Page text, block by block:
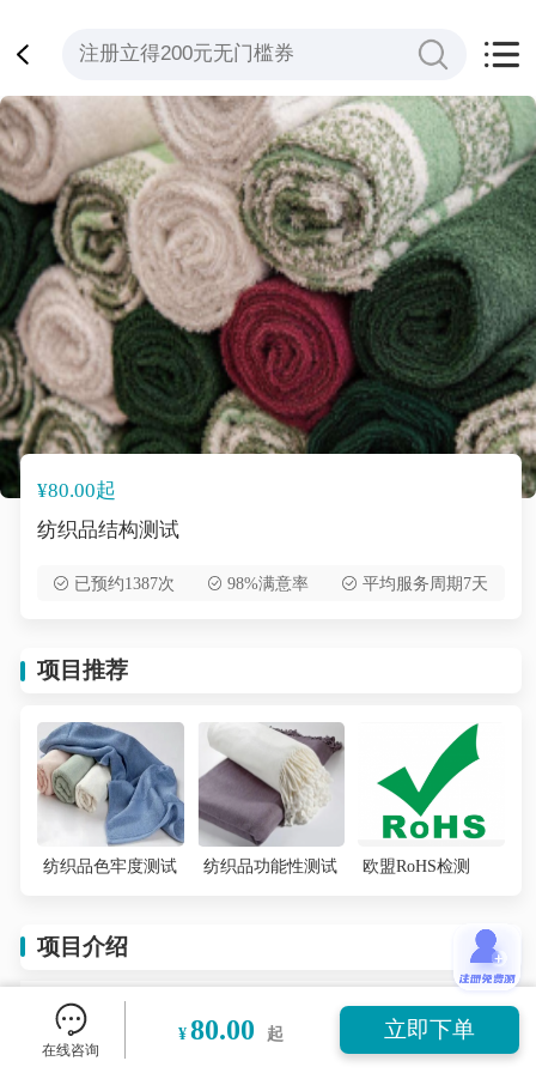
在线咨询
¥ 80.00 起 立即下单
¥80.00起
纺织品结构测试
已预约1387次 98%满意率 平均服务周期7天
项目推荐
纺织品色牢度测试 纺织品功能性测试 欧盟RoHS检测
项目介绍
1.纺织品结构测试 可测试纱长，纱支，捻度，幅
宽，织物密度，克重，织物厚度。